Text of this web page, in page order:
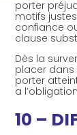
porter
motifs
confiance
clause
Dès la
placer dans
porter
a
10 –